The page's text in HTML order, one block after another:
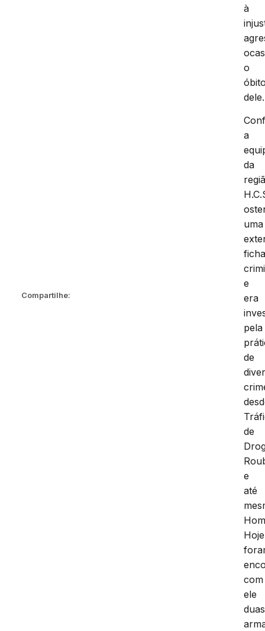
Compartilhe:
à
o
dele.
a
da
uma
e
era
pela
de
de
e
até
com
ele
duas